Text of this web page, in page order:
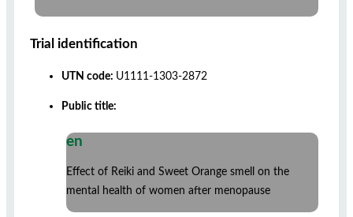
Trial identification
UTN code: U1111-1303-2872
Public title:
en
Effect of Reiki and Sweet Orange smell on the
mental health of women after menopause